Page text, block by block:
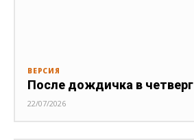
ВЕРСИЯ
После дождичка в четверг
22/07/2026